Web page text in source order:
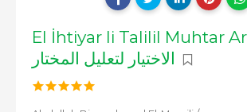
El İhtiyar li Talilil Muhtar